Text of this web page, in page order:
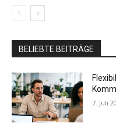
BELIEBTE BEITRÄGE
7. Juli